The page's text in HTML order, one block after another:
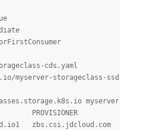
cds.yaml
myserver-storageclass-ssd.io1
myserver-
ssd.io1   zbs.csi.jdcloud.com